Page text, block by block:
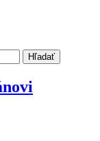
Hľadať